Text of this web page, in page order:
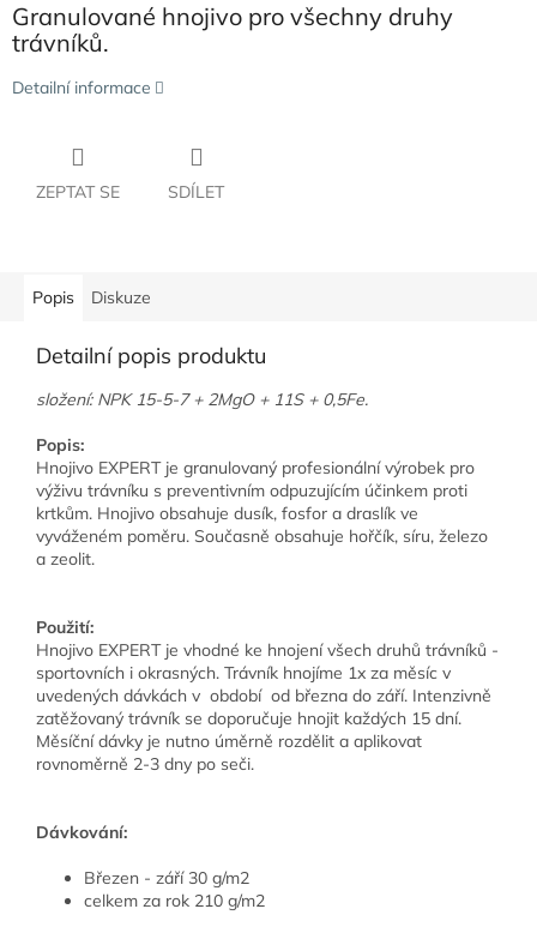
Granulované hnojivo pro všechny druhy
trávníků.
Detailní informace
ZEPTAT SE SDÍLET
Popis Diskuze
Detailní popis produktu
složení: NPK 15-5-7 + 2MgO + 11S + 0,5Fe.
Popis:
Hnojivo EXPERT je granulovaný profesionální výrobek pro
výživu trávníku s preventivním odpuzujícím účinkem proti
krtkům. Hnojivo obsahuje dusík, fosfor a draslík ve
vyváženém poměru. Současně obsahuje hořčík, síru, železo
a zeolit.
Použití:
Hnojivo EXPERT je vhodné ke hnojení všech druhů trávníků -
sportovních i okrasných. Trávník hnojíme 1x za měsíc v
uvedených dávkách v období od března do září. Intenzivně
zatěžovaný trávník se doporučuje hnojit každých 15 dní.
Měsíční dávky je nutno úměrně rozdělit a aplikovat
rovnoměrně 2-3 dny po seči.
Dávkování:
Březen - září 30 g/m2
celkem za rok 210 g/m2